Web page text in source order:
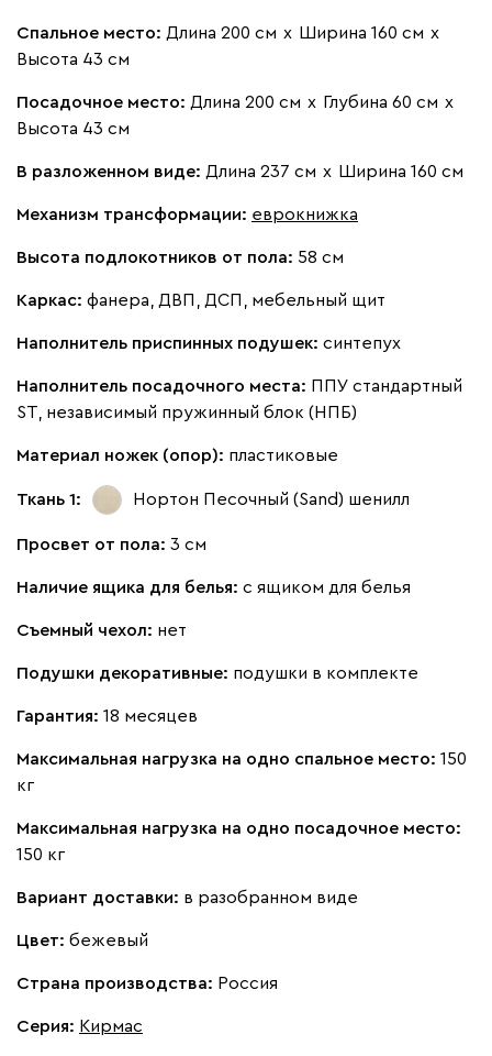
Вулли 82 791 89 990
092 380
Спальное место: Длина 200 см х Ширина 160 см х
Высота 43 см
Посадочное место: Длина 200 см х Глубина 60 см х
Высота 43 см
В разложенном виде: Длина 237 см х Ширина 160 см
Механизм трансформации: еврокнижка
Высота подлокотников от пола: 58 см
Каркас: фанера, ДВП, ДСП, мебельный щит
Наполнитель приспинных подушек: синтепух
Наполнитель посадочного места: ППУ стандартный
ST, независимый пружинный блок (НПБ)
Материал ножек (опор): пластиковые
Ткань 1: Нортон Песочный (Sand) шенилл
Просвет от пола: 3 см
Наличие ящика для белья: с ящиком для белья
Съемный чехол: нет
Подушки декоративные: подушки в комплекте
Гарантия: 18 месяцев
Максимальная нагрузка на одно спальное место: 150
кг
Максимальная нагрузка на одно посадочное место:
150 кг
Вариант доставки: в разобранном виде
Цвет: бежевый
Страна производства: Россия
Серия: Кирмас